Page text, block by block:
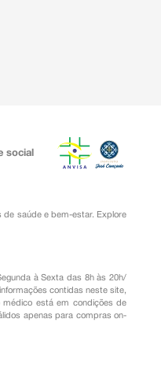
social
saúde e bem-estar. Explore
à Sexta das 8h às 20h/
contidas neste site,
médico está em condições de
apenas para compras on-